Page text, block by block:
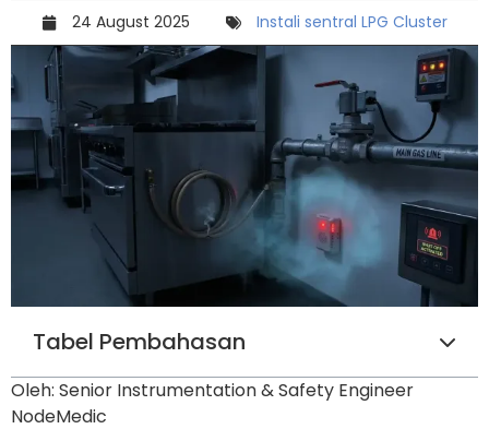
24 August 2025 Instali sentral LPG Cluster
Tabel Pembahasan
Oleh: Senior Instrumentation & Safety Engineer
NodeMedic